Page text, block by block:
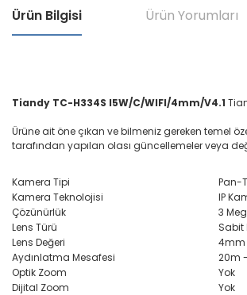
Ürün Bilgisi Ürün Yorumları
Tiandy TC-H334S I5W/C/WIFI/4mm/V4.1
Ürüne ait öne çıkan ve bilmeniz gereken temel
tarafından yapılan olası güncellemeler veya
Kamera Tipi
Pan-
Kamera Teknolojisi
IP
Çözünürlük
3
Lens Türü
Sabit
Lens Değeri
4mm
Aydınlatma Mesafesi
20m -
Optik Zoom
Yok
Dijital Zoom
Yok